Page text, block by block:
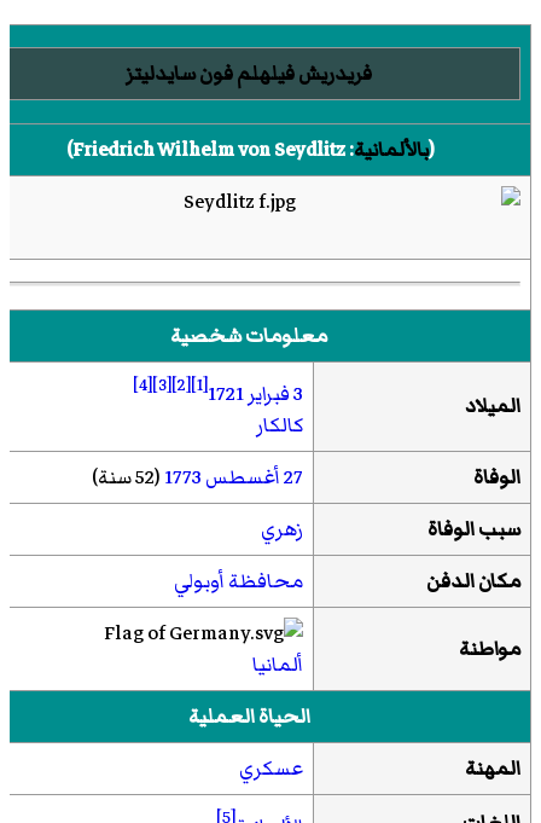
فريدريش فيلهلم فون سايدليتز
(بالألمانية:
Friedrich Wilhelm von Seydlitz
)‏
معلومات شخصية
الميلاد 3 فبراير 1721
[1]
[2]
[3]
[4]
كالكار
الوفاة
27 أغسطس 1773(52 سنة)
سبب الوفاة
زهري
مكان الدفن
محافظة أوبولي
مواطنة
ألمانيا
الحياة العملية
المهنة
عسكري
[5]